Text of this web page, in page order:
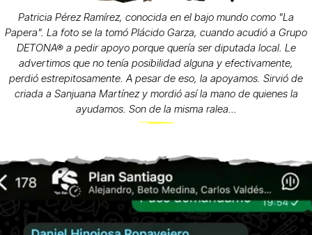
Patricia Pérez Ramírez, conocida en el bajo mundo como "La
Papera". La foto se la tomó Plácido Garza, cuando acudió a Grupo
DETONA® a pedir apoyo porque quería ser diputada local. Le
advertimos que no tenía posibilidad alguna y efectivamente,
perdió estrepitosamente. A pesar de eso, la apoyamos. Sirvió de
criada a Sanjuana Martínez y mordió así la mano de quienes la
ayudamos. Son de la misma ralea...